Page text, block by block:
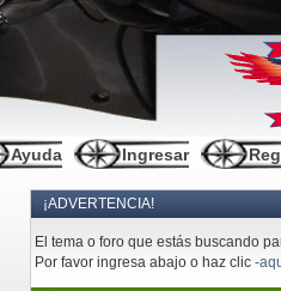
Ayuda Ingresar
¡ADVERTENCIA!
El tema o foro que estás buscando
Por favor ingresa abajo o haz clic-